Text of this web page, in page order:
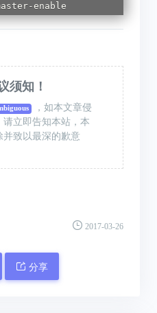
enable
须知！
，如本文章侵
立即告知本站，本
并致以最深的歉意
2017-03-26
分享